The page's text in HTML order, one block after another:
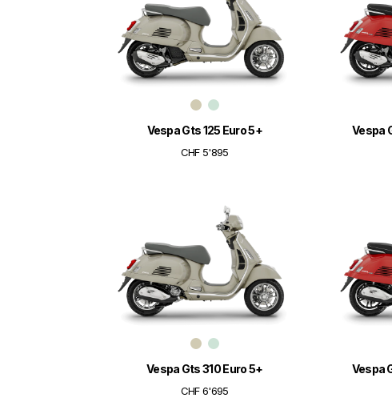
Vespa Gts 125 Euro 5+
CHF 5'895
Vespa
Vespa Gts 310 Euro 5+
CHF 6'695
Vespa